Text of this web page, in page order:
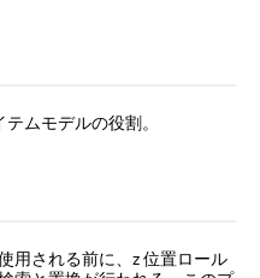
ムモデルの役割。
用される前に、z 位置ロール